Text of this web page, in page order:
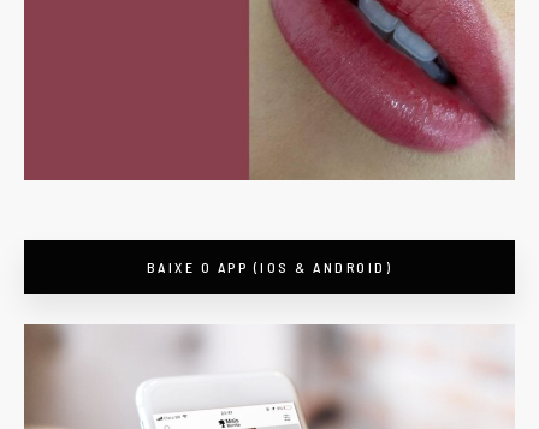
BAIXE O APP (IOS & ANDROID)